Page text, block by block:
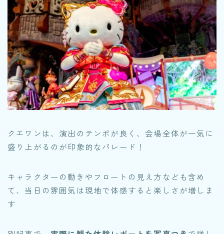
クエワンは、演出のテンポが良く、会場全体が一気に
盛り上がるのが印象的なパレード！
キャラクターの動きやフロートの見え方なども含め
て、当日の雰囲気は現地で体感すると楽しさが増しま
す